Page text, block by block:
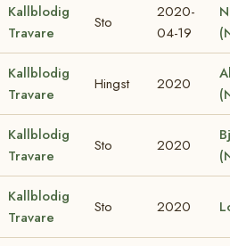
Kallblodig
Travare
Sto
2020-
04-19
Kallblodig
Travare
Hingst 2020
Kallblodig
Travare
Sto 2020
Kallblodig
Travare
Sto 2020